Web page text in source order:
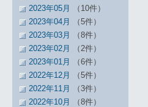
2023年05月
（10件）
2023年04月
（5件）
2023年03月
（8件）
2023年02月
（2件）
2023年01月
（6件）
2022年12月
（5件）
2022年11月
（3件）
2022年10月
（8件）